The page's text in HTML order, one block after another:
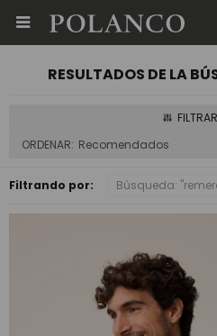

RESULTADOS DE LA
Recomendados
Filtrando por: Búsqueda: